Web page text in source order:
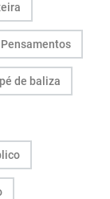
Pensamentos
de baliza